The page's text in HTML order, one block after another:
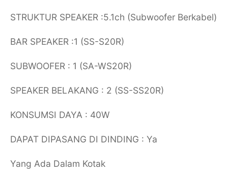
STRUKTUR SPEAKER :5.1ch (Subwoofer Berkabel)
BAR SPEAKER :1 (SS-S20R)
SUBWOOFER : 1 (SA-WS20R)
SPEAKER BELAKANG : 2 (SS-SS20R)
KONSUMSI DAYA : 40W
DAPAT DIPASANG DI DINDING : Ya
Yang Ada Dalam Kotak